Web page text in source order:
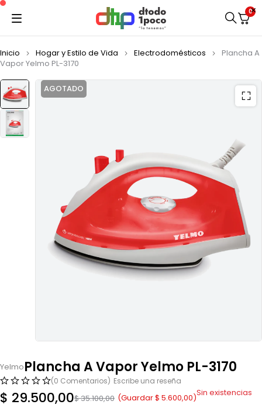
0
Inicio Hogar y Estilo de Vida Electrodomésticos
Plancha A
Vapor Yelmo PL-3170
AGOTADO
YelmoPlancha A Vapor Yelmo PL-3170
(0 Comentarios) Escribe una reseña
$35.100,00
$ 29.500,00 (Guardar$ 5.600,00)Sin existencias